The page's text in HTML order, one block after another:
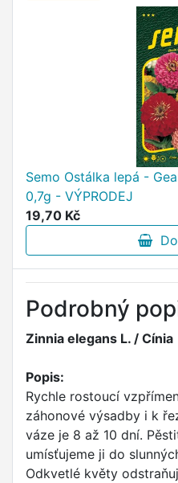
Semo Ostálka lepá -
0,7g - VÝPRODEJ
19,70 Kč
Do
Podrobný
Zinnia elegans L. / Cínia
Popis:
Rychle rostoucí
záhonové výsadby i k
váze je 8 až 10 dní.
umísťujeme ji do
Odkvetlé květy